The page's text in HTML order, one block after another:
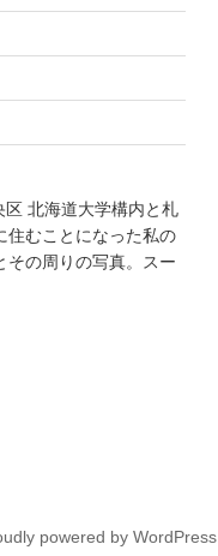
北海道大学構内と札
住むことになった私の
その周りの写真。スー
powered by WordPress